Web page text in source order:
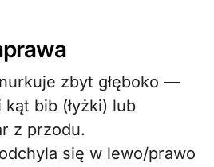
zbyt głęboko —
kąt bib (łyżki) lub
z przodu.
się w lewo/prawo